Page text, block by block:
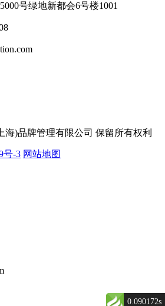
号绿地新都会6号楼1001
海)品牌管理有限公司 保留所有权利
号-3 网站地图
0.090172s